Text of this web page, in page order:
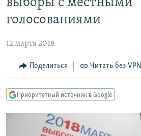
основному
содержанию
навигации
Вернутся
КУЛЬТУРА
IDEL.РЕАЛИИ
КАВКАЗ.РЕАЛИИ
СИБИРЬ.РЕАЛИИ
выборы с местными
голосованиями
12 марта 2018
Поделиться Читать без VPN
Приоритетный источник в Google